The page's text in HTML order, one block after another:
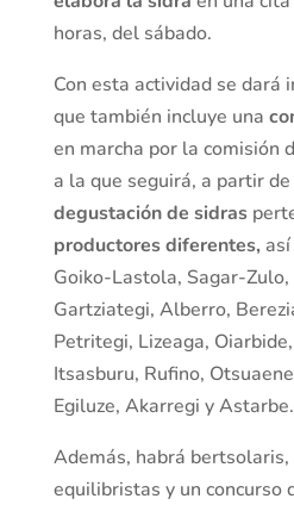
horas, del sábado.
Con esta actividad se dará
que también incluye una
en marcha por la comisión
a la que seguirá, a partir
degustación de sidras
productores diferentes,
Goiko-Lastola, Sagar-
Gartziategi, Alberro,
Petritegi, Lizeaga,
Itsasburu, Rufino,
Egiluze, Akarregi y Astarbe.
Además, habrá
equilibristas y un concurso